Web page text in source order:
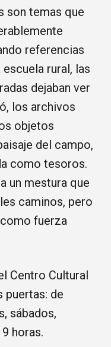
son temas que
referencias
rural, las
dejaban ver
los archivos
objetos
del campo,
como tesoros.
un mestura que
caminos, pero
fuerza
Centro Cultural
puertas: de
sábados,
horas.